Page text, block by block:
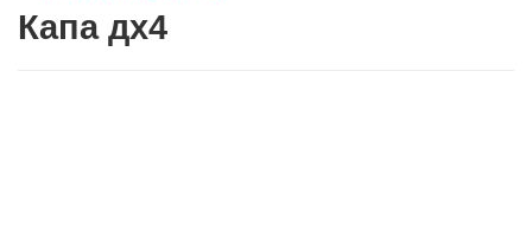
Капа дх4